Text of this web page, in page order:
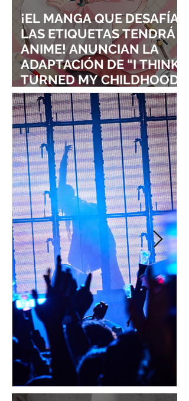
¡EL MANGA QUE DESAFÍA
LAS ETIQUETAS TENDRÁ
ANIME! ANUNCIAN LA
ADAPTACIÓN DE “I THINK I
TURNED MY CHILDHOOD
FRIEND INTO A GIRL”